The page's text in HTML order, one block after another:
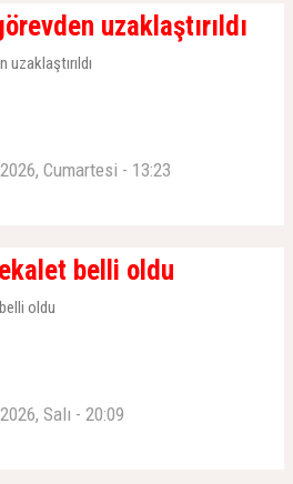
uzaklaştırıldı
uzaklaştırıldı
Cumartesi - 13:23
belli oldu
oldu
Salı - 20:09